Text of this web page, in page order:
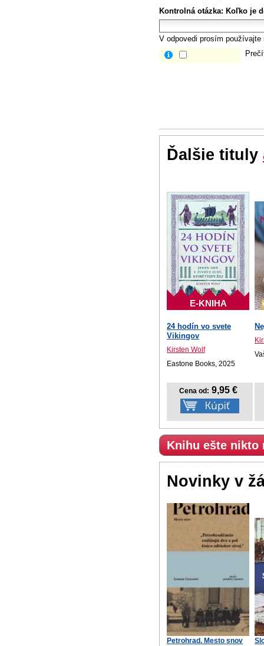
Kontrolná otázka: Koľko je
V odpovedi prosím
Ďalšie tituly
E-KNIHA
24 hodín vo svete
Vikingov
Kirsten Wolf
Eastone Books, 2025
Cena od: 9,95 €
Knihu ešte nikto
Novinky v
Petrohrad. Mesto snov